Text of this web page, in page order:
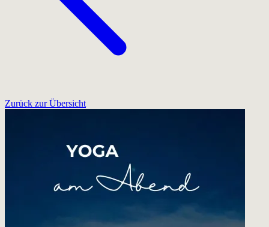
Zurück zur Übersicht